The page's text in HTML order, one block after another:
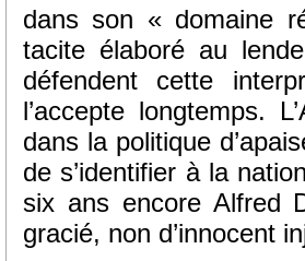
dans son « domaine
tacite élaboré au
défendent cette
l’accepte longtemps.
dans la politique
de s’identifier à la
six ans encore Alfred
gracié, non d’innocent